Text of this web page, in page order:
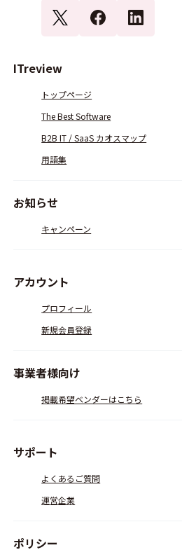
ITreview
トップページ
The Best Software
B2B IT / SaaS カオスマップ
用語集
お知らせ
キャンペーン
アカウント
プロフィール
新規会員登録
事業者様向け
掲載希望ベンダーはこちら
サポート
よくあるご質問
運営企業
ポリシー